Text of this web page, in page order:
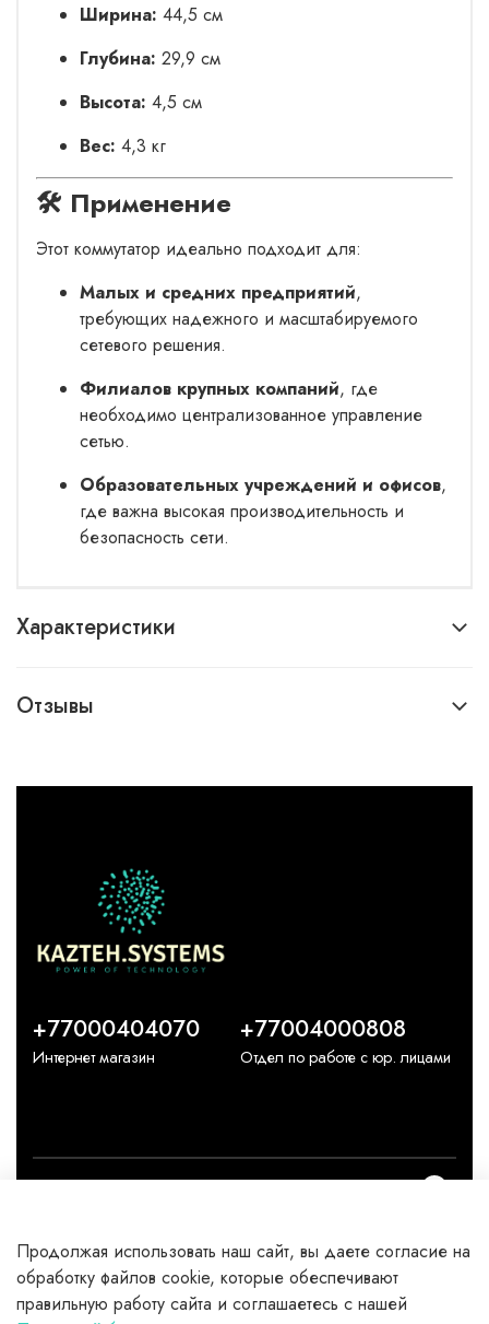
Ширина: 44,5 см
Глубина: 29,9 см
Высота: 4,5 см
Вес: 4,3 кг
🛠️ Применение
Этот коммутатор идеально подходит для:
Малых и средних предприятий,
требующих надежного и масштабируемого
сетевого решения.
Филиалов крупных компаний, где
необходимо централизованное управление
сетью.
Образовательных учреждений и офисов,
где важна высокая производительность и
безопасность сети.
Характеристики
Отзывы
Каталог
Клиентам
+77000404070
Интернет магазин
+77004000808
Отдел по работе с юр. лицами
Продолжая использовать наш сайт, вы даете согласие на
обработку файлов cookie, которые обеспечивают
правильную работу сайта и соглашаетесь с нашей